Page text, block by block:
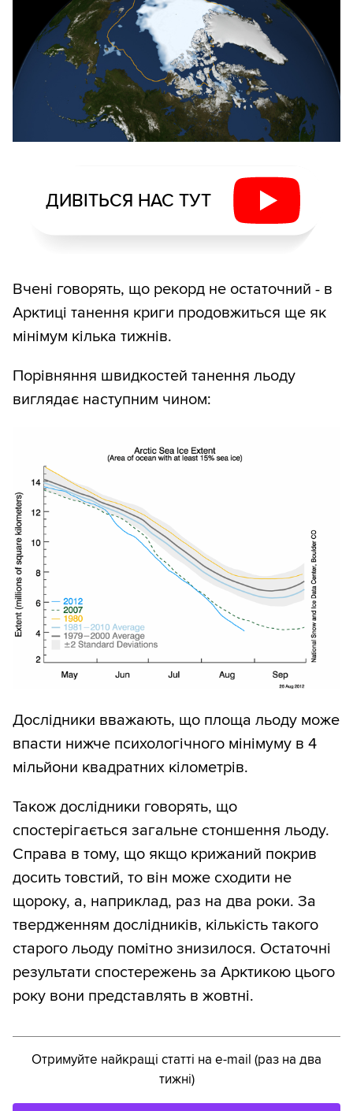
ДИВІТЬСЯ НАС ТУТ
Вчені говорять, що рекорд не остаточний - в
Арктиці танення криги продовжиться ще як
мінімум кілька тижнів.
Порівняння швидкостей танення льоду
виглядає наступним чином:
Дослідники вважають, що площа льоду може
впасти нижче психологічного мінімуму в 4
мільйони квадратних кілометрів.
Також дослідники говорять, що
спостерігається загальне стоншення льоду.
Справа в тому, що якщо крижаний покрив
досить товстий, то він може сходити не
щороку, а, наприклад, раз на два роки. За
твердженням дослідників, кількість такого
старого льоду помітно знизилося. Остаточні
результати спостережень за Арктикою цього
року вони представлять в жовтні.
Отримуйте найкращі статті на e-mail (раз на два
тижні)